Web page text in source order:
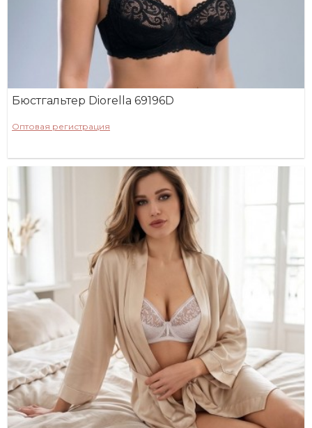
Бюстгальтер Diorella 69196D
Оптовая регистрация